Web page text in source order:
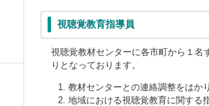
視聴覚教育指導員
視聴覚教材センターに各市町から１名
りとなっております。
教材センターとの連絡調整をはか
地域における視聴覚教育に関する